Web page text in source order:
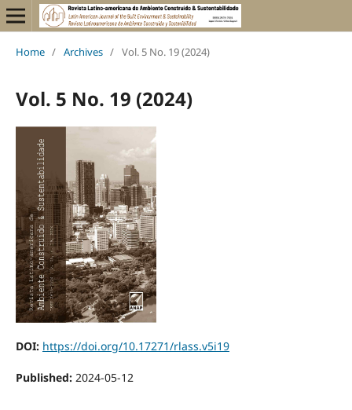
Home / Archives / Vol. 5 No. 19 (2024)
Vol. 5 No. 19 (2024)
DOI: https://doi.org/10.17271/rlass.v5i19
Published: 2024-05-12